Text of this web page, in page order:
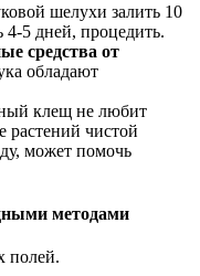
шелухи залить 10
4-5 дней, процедить.
средства от
обладают
клещ не любит
растений чистой
может помочь
методами
полей.